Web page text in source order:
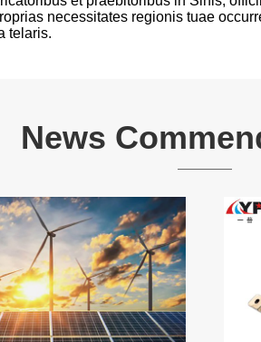
necessitates regionis tuae
telaris.
News